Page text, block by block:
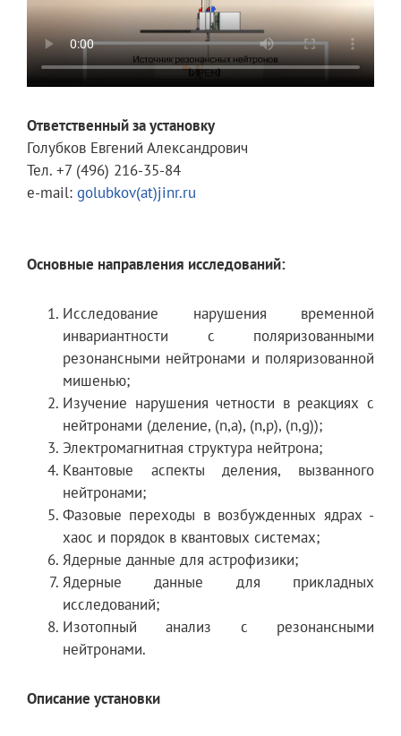
Ответственный за установку
Голубков Евгений Александрович
Тел. +7 (496) 216-35-84
e-mail: golubkov(at)jinr.ru
Основные направления исследований:
Исследование нарушения временной
инвариантности с поляризованными
резонансными нейтронами и поляризованной
мишенью;
Изучение нарушения четности в реакциях с
нейтронами (деление, (n,a), (n,p), (n,g));
Электромагнитная структура нейтрона;
Квантовые аспекты деления, вызванного
нейтронами;
Фазовые переходы в возбужденных ядрах -
хаос и порядок в квантовых системах;
Ядерные данные для астрофизики;
Ядерные данные для прикладных
исследований;
Изотопный анализ с резонансными
нейтронами.
Описание установки